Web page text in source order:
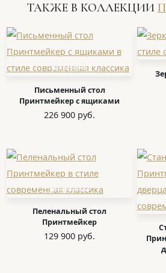
ТАКЖЕ В КОЛЛЕКЦИИ
Письменный стол
Принтмейкер с ящиками
226 900 руб.
Пеленальный стол
Принтмейкер
129 900 руб.